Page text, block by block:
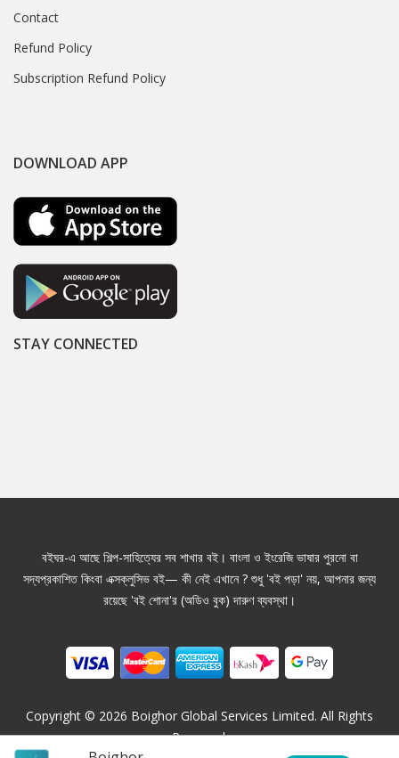
Contact
Refund Policy
Subscription Refund Policy
DOWNLOAD APP
STAY CONNECTED
বইঘর-এ আছে শিল্প-সাহিত্যের সব শাখার বই। বাংলা ও ইংরেজি ভাষার পুরনো বা
সদ্যপ্রকাশিত কিংবা এক্সক্লুসিভ বই— কী নেই এখানে ? শুধু 'বই পড়া' নয়, আপনার জন্য
রয়েছে 'বই শোনা'র (অডিও বুক) দারুণ ব্যবস্থা।
Copyright © 2026 Boighor Global Services Limited. All Rights
Reserved.